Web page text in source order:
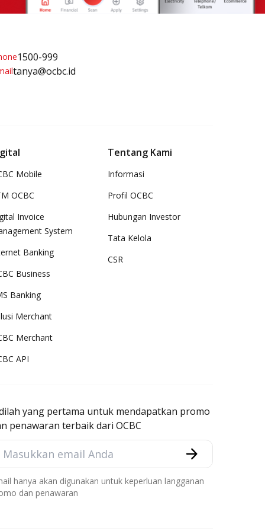
1500-999
tanya@ocbc.id
Mobile
OCBC
Invoice
System
Banking
Business
Banking
Merchant
Merchant
API
Tentang Kami
Informasi
Profil OCBC
Hubungan Investor
Tata Kelola
CSR
yang pertama untuk mendapatkan promo
penawaran terbaik dari OCBC
hanya akan digunakan untuk keperluan langganan
dan penawaran